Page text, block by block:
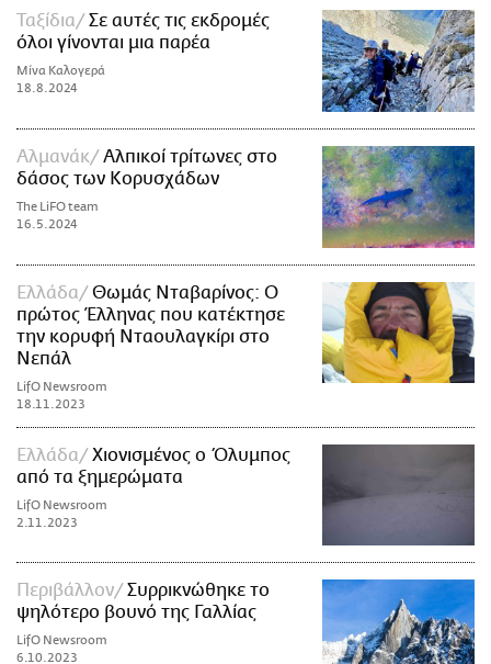
Ταξίδια
Σε αυτές τις εκδρομές
όλοι γίνονται μια παρέα
Μίνα Καλογερά
18.8.2024
Αλμανάκ
Αλπικοί τρίτωνες στο
δάσος των Κορυσχάδων
The LiFO team
16.5.2024
Ελλάδα
Θωμάς Νταβαρίνος: Ο
πρώτος Έλληνας που κατέκτησε
την κορυφή Νταουλαγκίρι στο
Νεπάλ
LifO Newsroom
18.11.2023
Ελλάδα
Χιονισμένος ο Όλυμπος
από τα ξημερώματα
LifO Newsroom
2.11.2023
Περιβάλλον
Συρρικνώθηκε το
ψηλότερο βουνό της Γαλλίας
LifO Newsroom
6.10.2023